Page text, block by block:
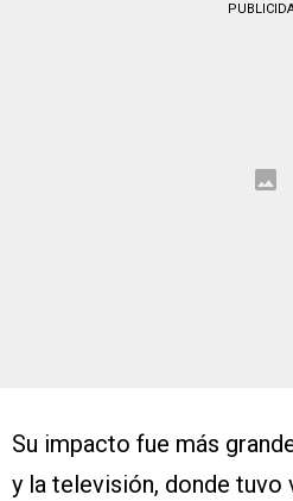
Su impacto fue más
y la televisión, donde tuvo